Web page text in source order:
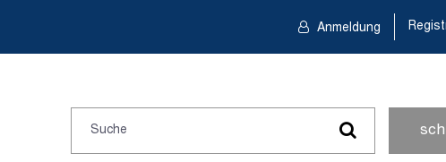
Anmeldung